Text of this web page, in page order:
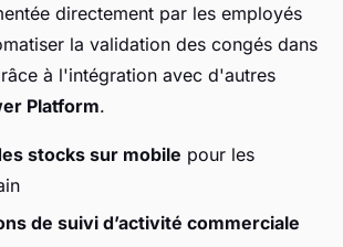
directement par les employés
la validation des congés dans
à l'intégration avec d'autres
Platform.
stocks sur mobile pour les
de suivi d’activité commerciale